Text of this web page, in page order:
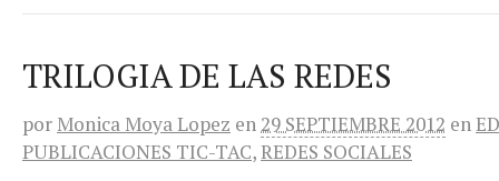
TRILOGIA DE LAS REDES
por Monica Moya Lopez en 29 SEPTIEMBRE 2012 en
PUBLICACIONES TIC-TAC,REDES SOCIALES